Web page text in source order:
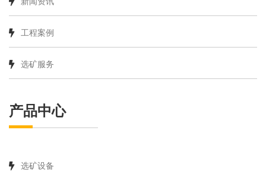
工程案例
选矿服务
产品中心
选矿设备